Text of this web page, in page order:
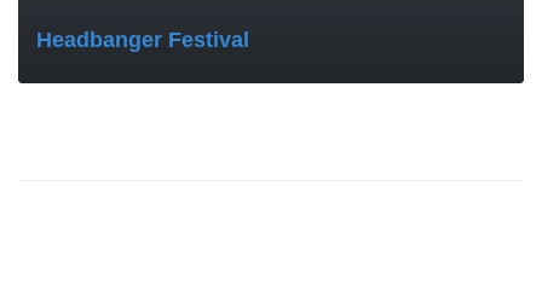
Headbanger Festival